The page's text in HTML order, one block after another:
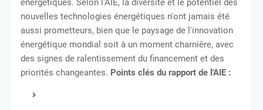
énergétiques. Selon l'AIE, la diversité et le potentiel des
nouvelles technologies énergétiques n'ont jamais été
aussi prometteurs, bien que le paysage de l'innovation
énergétique mondial soit à un moment charnière, avec
des signes de ralentissement du financement et des
priorités changeantes. Points clés du rapport de l'AIE :